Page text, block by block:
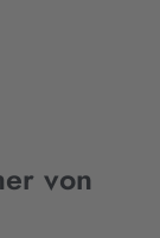
von